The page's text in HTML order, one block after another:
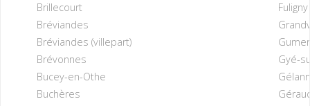
Brillecourt
Bréviandes
Bréviandes (villepart)
Brévonnes
Bucey-en-Othe
Buchères
Fuligny
Gyé-